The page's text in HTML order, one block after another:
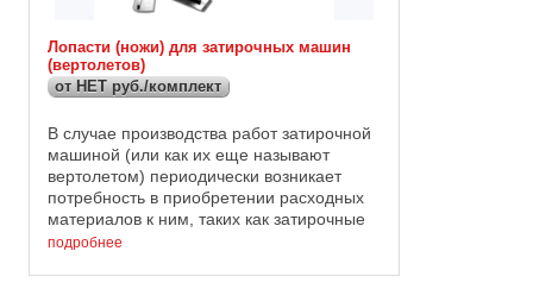
Лопасти (ножи) для затирочных машин
(вертолетов)
от НЕТ руб./комплект
В случае производства работ затирочной
машиной (или как их еще называют
вертолетом) периодически возникает
потребность в приобретении расходных
материалов к ним, таких как затирочные
диски и ножи. Мы предлагаем Вам
подробнее